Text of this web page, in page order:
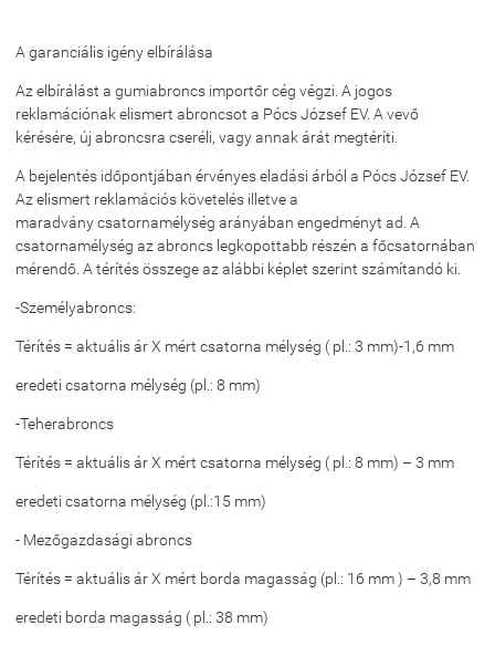
A garanciális igény elbírálása
Az elbírálást a gumiabroncs importőr cég végzi. A jogos
reklamációnak elismert abroncsot a Pócs József EV. A vevő
kérésére, új abroncsra cseréli, vagy annak árát megtéríti.
A bejelentés időpontjában érvényes eladási árból a Pócs József EV.
Az elismert reklamációs követelés illetve a
maradvány csatornamélység arányában engedményt ad. A
csatornamélység az abroncs legkopottabb részén a főcsatornában
mérendő. A térítés összege az alábbi képlet szerint számítandó ki.
-Személyabroncs:
Térítés = aktuális ár X mért csatorna mélység ( pl.: 3 mm)-1,6 mm
eredeti csatorna mélység (pl.: 8 mm)
-Teherabroncs
Térítés = aktuális ár X mért csatorna mélység ( pl.: 8 mm) – 3 mm
eredeti csatorna mélység (pl.:15 mm)
- Mezőgazdasági abroncs
Térítés = aktuális ár X mért borda magasság (pl.: 16 mm ) – 3,8 mm
eredeti borda magasság ( pl.: 38 mm)